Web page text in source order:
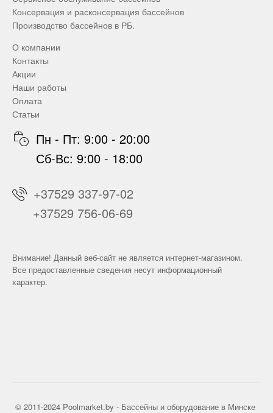
Консервация и расконсервация бассейнов
Производство бассейнов в РБ.
О компании
Контакты
Акции
Наши работы
Оплата
Статьи
Пн - Пт: 9:00 - 20:00
Сб-Вс: 9:00 - 18:00
+37529 337-97-02
+37529 756-06-69
Внимание! Данный веб-сайт не является интернет-магазином.
Все предоставленные сведения несут информационный
характер.
© 2011-2024 Poolmarket.by - Бассейныи оборудование в Минске